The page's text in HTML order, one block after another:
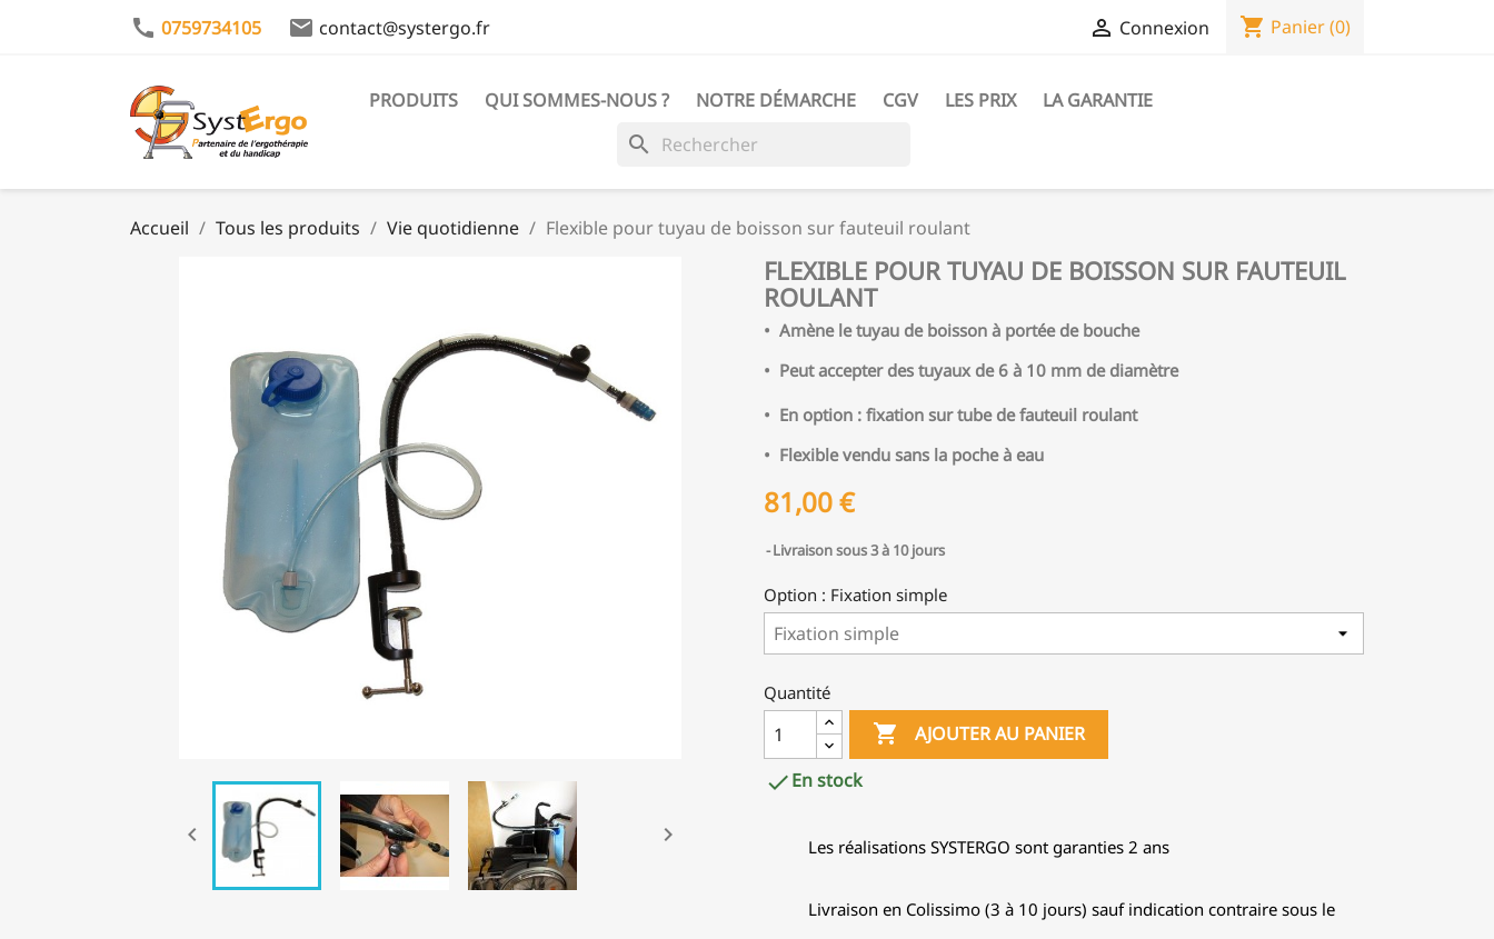
call 0759734105 email contact@systergo.fr  Connexion shopping_cart Panier(0)
PRODUITS QUI SOMMES-NOUS ? NOTRE DÉMARCHE CGV LES PRIX LA GARANTIE
search
Accueil Tous les produits Vie quotidienne Flexible pour tuyau de boisson sur fauteuil roulant
 
FLEXIBLE POUR TUYAU DE BOISSON SUR FAUTEUIL
ROULANT
• Amène le tuyau de boisson à portée de bouche
• Peut accepter des tuyaux de 6 à 10 mm de diamètre
• En option : fixation sur tube de fauteuil roulant
• Flexible vendu sans la poche à eau
81,00 €
Livraison sous 3 à 10 jours
Option : Fixation simple
Quantité
 AJOUTER AU PANIER
En stock
Les réalisations SYSTERGO sont garanties 2 ans
Livraison en Colissimo (3 à 10 jours) sauf indication contraire sous le